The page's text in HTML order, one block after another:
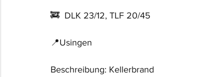
🚒  DLK 23/12, TLF 20/45
📍Usingen
Beschreibung: Kellerbrand